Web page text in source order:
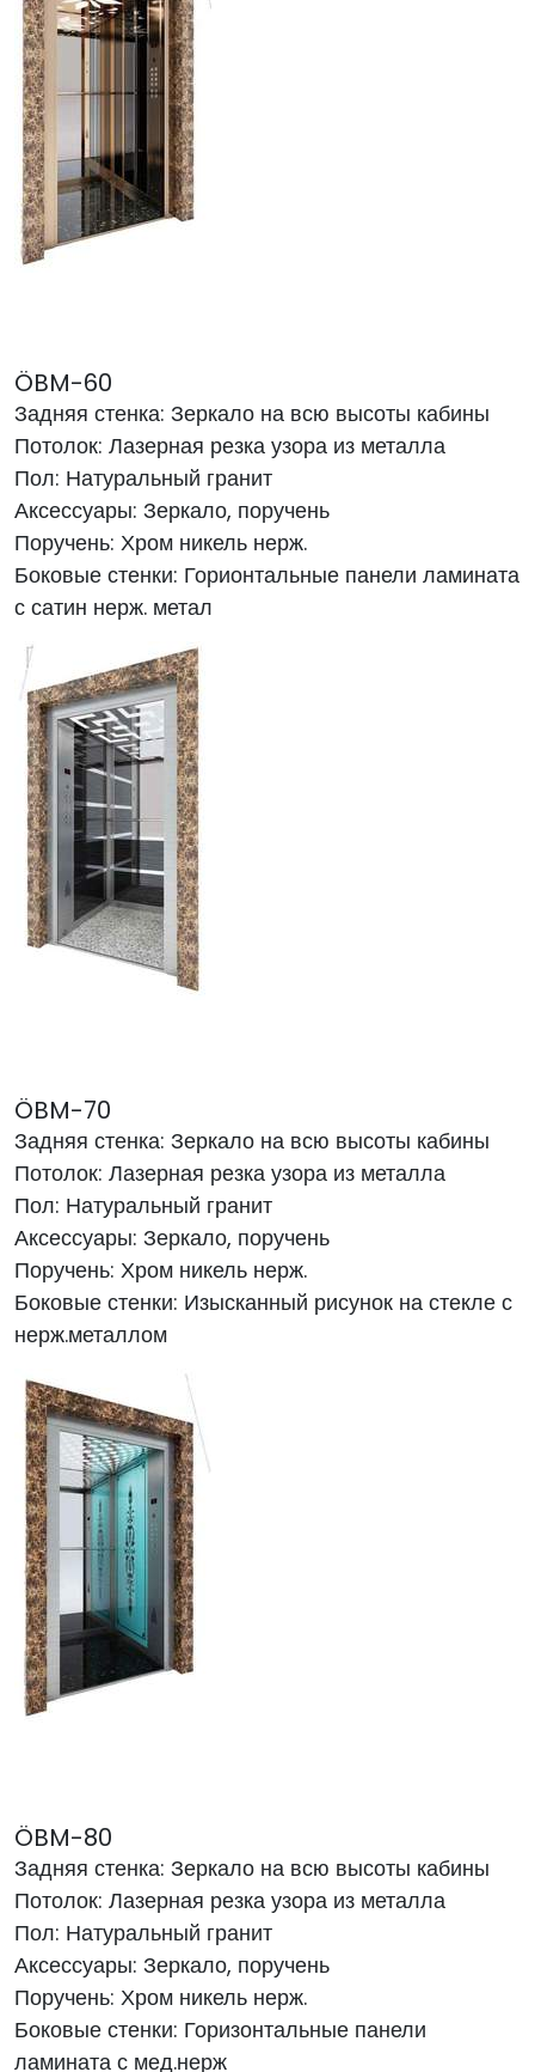
ÖBM-60
Задняя стенка: Зеркало на всю высоты кабины
Потолок: Лазерная резка узора из металла
Пол: Натуральный гранит
Аксессуары: Зеркало, поручень
Поручень: Хром никель нерж.
Боковые стенки: Горионтальные панели ламината
с сатин нерж. метал
ÖBM-70
Задняя стенка: Зеркало на всю высоты кабины
Потолок: Лазерная резка узора из металла
Пол: Натуральный гранит
Аксессуары: Зеркало, поручень
Поручень: Хром никель нерж.
Боковые стенки: Изысканный рисунок на стекле с
нерж.металлом
ÖBM-80
Задняя стенка: Зеркало на всю высоты кабины
Потолок: Лазерная резка узора из металла
Пол: Натуральный гранит
Аксессуары: Зеркало, поручень
Поручень: Хром никель нерж.
Боковые стенки: Горизонтальные панели
ламината с мед.нерж